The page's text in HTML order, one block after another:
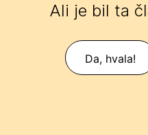
Ali je bil ta
Da, hvala!